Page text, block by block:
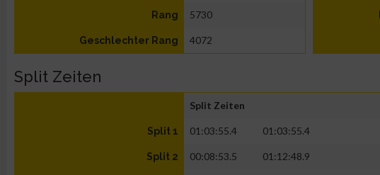
Rang 5730
Geschlechter Rang 4072
Split Zeiten
Split Zeiten
Split 1 01:03:55.4 01:03:55.4
Split 2 00:08:53.5 01:12:48.9